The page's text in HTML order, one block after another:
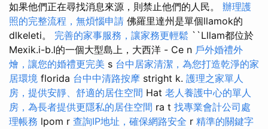
如果他們正在尋找消息來源，則禁止他們的人民。 辦理護
照的完整流程，無煩惱申請 佛羅里達州是單個llamok的
dlkeleti。 完善的家事服務，讓家務更輕鬆 ``Lllam都位於
Mexik.i-b.l的一個大型島上，大西洋 - Ce n 戶外婚禮外
燴，讓您的婚禮更完美 s 台中居家清潔，為您打造乾淨的家
居環境 florida 台中中清路按摩 stright k. 護理之家單人
房，提供安靜、舒適的居住空間 Hat 老人養護中心的單人
房，為長者提供更隱私的居住空間 ra t 找專業會計公司處
理帳務 lpom r 查詢IP地址，確保網路安全 r 精準的關鍵字